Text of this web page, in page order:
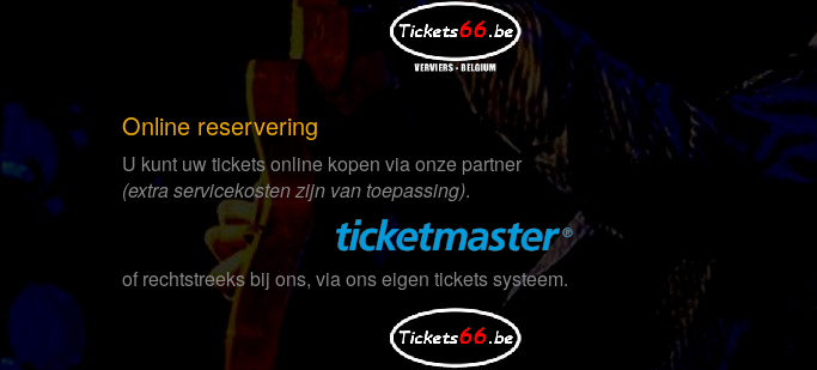
Online reservering
U kunt uw tickets online kopen via onze partner
(extra servicekosten zijn van toepassing).
of rechtstreeks bij ons, via ons eigen tickets systeem.